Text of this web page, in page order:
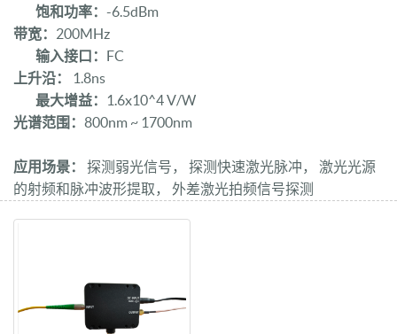
饱和功率： -6.5dBm
带宽： 200MHz
输入接口：
FC
上升沿：
1.8ns
最大增益： 1.6x10^4 V/W
光谱范围： 800nm ~ 1700nm
应用场景：
探测弱光信号， 探测快速激光脉冲， 激光光源
的射频和脉冲波形提取， 外差激光拍频信号探测